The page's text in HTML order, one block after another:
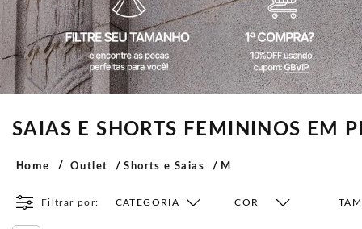
SAIAS E SHORTS FEMININOS EM
Home Outlet Shorts e Saias M
Filtrar por: CATEGORIA COR